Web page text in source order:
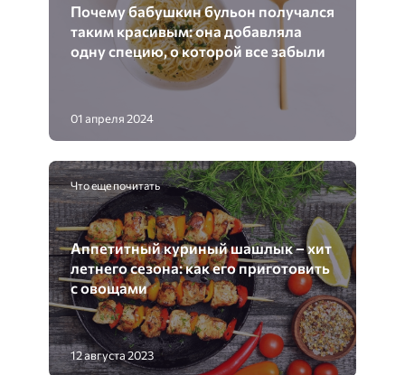
Почему бабушкин бульон получался
таким красивым: она добавляла
одну специю, о которой все забыли
01 апреля 2024
Что еще почитать
Аппетитный куриный шашлык – хит
летнего сезона: как его приготовить
с овощами
12 августа 2023